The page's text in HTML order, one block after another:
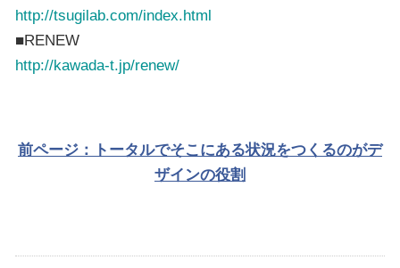
http://tsugilab.com/index.html
■RENEW
http://kawada-t.jp/renew/
前ページ：トータルでそこにある状況をつくるのがデ
ザインの役割